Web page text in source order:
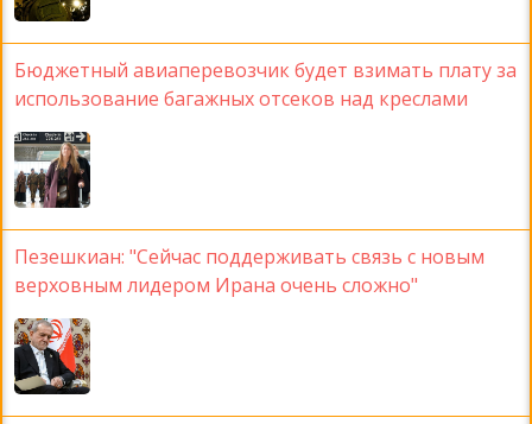
Бюджетный авиаперевозчик будет взимать плату за
использование багажных отсеков над креслами
Пезешкиан: "Сейчас поддерживать связь с новым
верховным лидером Ирана очень сложно"